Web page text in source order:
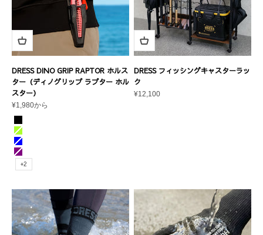
DRESS DINO GRIP RAPTOR ホルス
ター（ディノグリップ ラプター ホル
スター）
セール価格
¥1,980から
カラー
ブラック
ライムグリーン
ブルー
パープル
+2
DRESS フィッシングキャスターラッ
ク
セール価格
¥12,100